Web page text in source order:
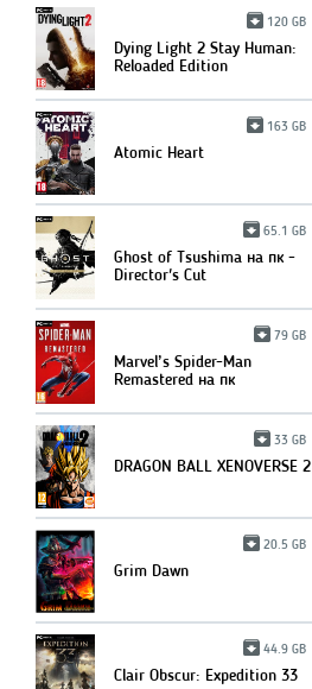
120 GB
Dying Light 2 Stay Human:
Reloaded Edition
163 GB
Atomic Heart
65.1 GB
Ghost of Tsushima на пк -
Director's Cut
79 GB
Marvel’s Spider-Man
Remastered на пк
33 GB
DRAGON BALL XENOVERSE 2
20.5 GB
Grim Dawn
44.9 GB
Clair Obscur: Expedition 33